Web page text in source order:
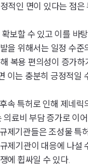
적인 면이 있다는 점은
할 수 있고 이를 바
위해서는 일정 수
복용 편의성이 증가
이는 충분히 긍정적일
특허로 인해 제네
료비 부담 증가로 이
제기관들은 조성물 특
기관이 대응에 나설
에 휩싸일 수 있다.